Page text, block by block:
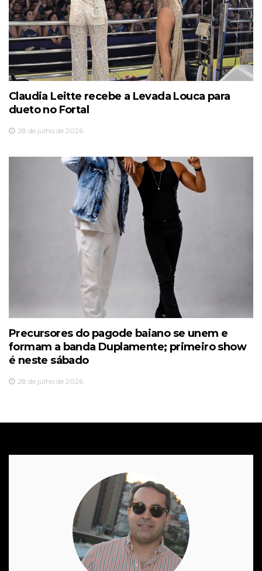
Claudia Leitte recebe a Levada Louca para
dueto no Fortal
28 de julho de 2026
Precursores do pagode baiano se unem e
formam a banda Duplamente; primeiro show
é neste sábado
28 de julho de 2026